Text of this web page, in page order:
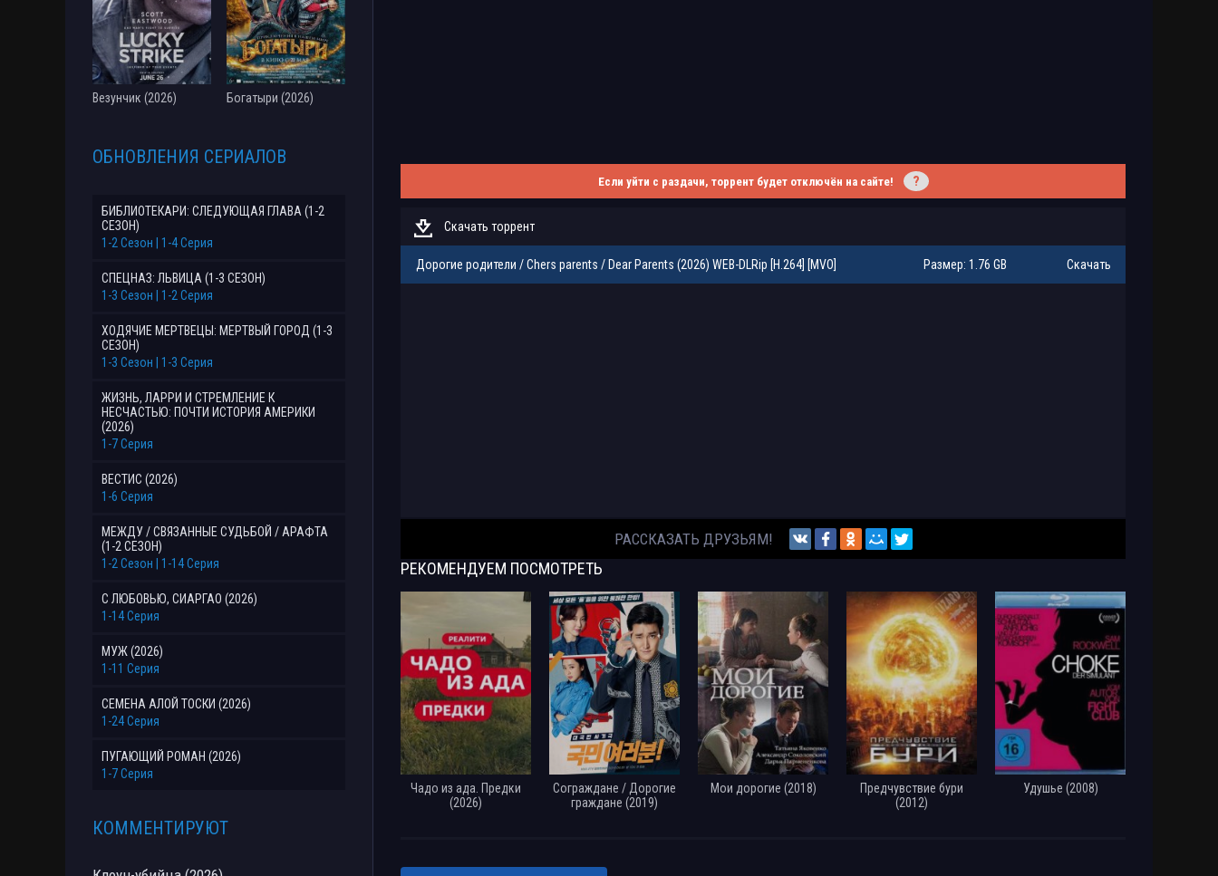
Если уйти с раздачи, торрент будет отключён на сайте! ?
Скачать торрент
Дорогие родители / Chers parents / Dear Parents (2026) WEB-DLRip [H.264] [MVO] Размер: 1.76 GB Скачать
РАССКАЗАТЬ ДРУЗЬЯМ!
РЕКОМЕНДУЕМ ПОСМОТРЕТЬ
Чадо из ада. Предки
(2026)
Сограждане / Дорогие
граждане (2019)
Мои дорогие (2018)
Предчувствие бури
(2012)
Удушье (2008)
Везунчик (2026) Богатыри (2026)
ОБНОВЛЕНИЯ СЕРИАЛОВ
БИБЛИОТЕКАРИ: СЛЕДУЮЩАЯ ГЛАВА (1-2
СЕЗОН)
1-2 Сезон | 1-4 Серия
СПЕЦНАЗ: ЛЬВИЦА (1-3 СЕЗОН)
1-3 Сезон | 1-2 Серия
ХОДЯЧИЕ МЕРТВЕЦЫ: МЕРТВЫЙ ГОРОД (1-3
СЕЗОН)
1-3 Сезон | 1-3 Серия
ЖИЗНЬ, ЛАРРИ И СТРЕМЛЕНИЕ К
НЕСЧАСТЬЮ: ПОЧТИ ИСТОРИЯ АМЕРИКИ
(2026)
1-7 Серия
ВЕСТИС (2026)
1-6 Серия
МЕЖДУ / СВЯЗАННЫЕ СУДЬБОЙ / АРАФТА
(1-2 СЕЗОН)
1-2 Сезон | 1-14 Серия
С ЛЮБОВЬЮ, СИАРГАО (2026)
1-14 Серия
МУЖ (2026)
1-11 Серия
СЕМЕНА АЛОЙ ТОСКИ (2026)
1-24 Серия
ПУГАЮЩИЙ РОМАН (2026)
1-7 Серия
КОММЕНТИРУЮТ